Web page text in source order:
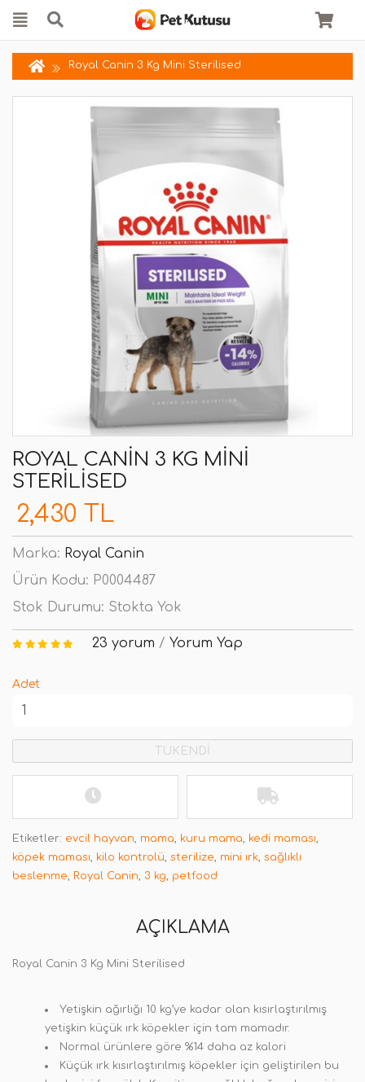
Royal Canin 3 Kg Mini Sterilised
ROYAL CANIN 3 KG MINI
STERILISED
2,430 TL
Marka: Royal Canin
Ürün Kodu: P0004487
Stok Durumu: Stokta Yok
23 yorum / Yorum Yap
Adet
TÜKENDİ
Etiketler: evcil hayvan, mama, kuru mama, kedi maması,
köpek maması, kilo kontrolü, sterilize, mini ırk, sağlıklı
beslenme, Royal Canin, 3 kg, petfood
AÇIKLAMA
Royal Canin 3 Kg Mini Sterilised
Yetişkin ağırlığı 10 kg’ye kadar olan kısırlaştırılmış
yetişkin küçük ırk köpekler için tam mamadır.
Normal ürünlere göre %14 daha az kalori
Küçük ırk kısırlaştırılmış köpekler için geliştirilen bu